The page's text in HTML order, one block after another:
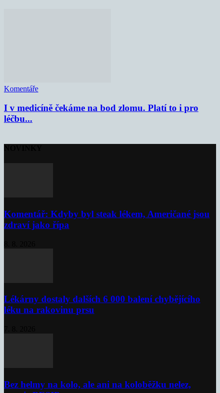
Komentáře
I v medicíně čekáme na bod zlomu. Platí to i pro
léčbu...
Komentář: Kdyby byl steak lékem, Američané jsou
zdraví jako řípa
Lékárny dostaly dalších 6 000 balení chybějícího
léku na rakovinu prsu
Bez helmy na kolo, ale ani na koloběžku nelez,